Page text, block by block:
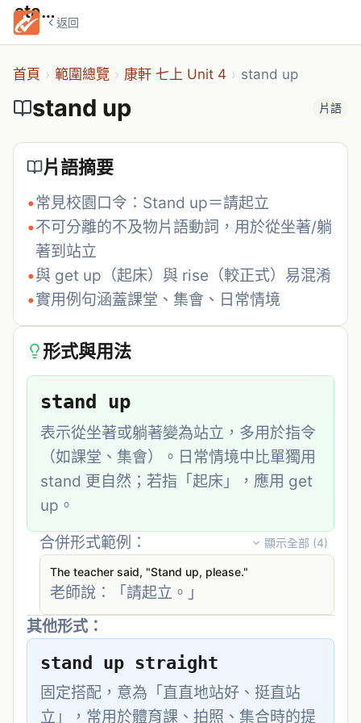
返回
stand up
首頁 › 範圍總覽 › 康軒 七上 Unit 4 › stand up
stand up 片語
片語摘要
•常見校園口令：Stand up＝請起立
•不可分離的不及物片語動詞，用於從坐著/躺
著到站立
•與 get up（起床）與 rise（較正式）易混淆
•實用例句涵蓋課堂、集會、日常情境
形式與用法
stand up
表示從坐著或躺著變為站立，多用於指令
（如課堂、集會）。日常情境中比單獨用
stand 更自然；若指「起床」，應用 get
up。
合併形式範例：
顯示全部 (4)
The teacher said, "Stand up, please."
老師說：「請起立。」
其他形式：
stand up straight
固定搭配，意為「直直地站好、挺直站
立」，常用於體育課、拍照、集合時的提